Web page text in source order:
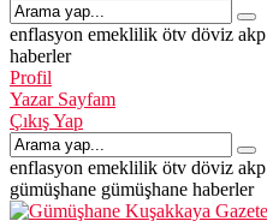
enflasyon emeklilik ötv döviz akp
haberler
Profil
Yazar Sayfam
Çıkış Yap
enflasyon emeklilik ötv döviz akp
gümüşhane gümüşhane haberler